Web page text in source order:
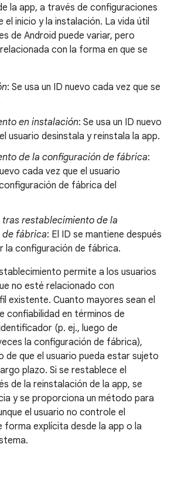
la app, a través de configuraciones
el inicio y la instalación. La vida útil
de Android puede variar, pero
con la forma en que se
: Se usa un ID nuevo cada vez que se
en instalación: Se usa un ID nuevo
usuario desinstala y reinstala la app.
de la configuración de fábrica:
cada vez que el usuario
de fábrica del
tras restablecimiento de la
de fábrica: El ID se mantiene después
la configuración de fábrica.
permite a los usuarios
no esté relacionado con
existente. Cuanto mayores sean el
confiabilidad en términos de
(p. ej., luego de
la configuración de fábrica),
de que el usuario pueda estar sujeto
plazo. Si se restablece el
de la reinstalación de la app, se
y se proporciona un método para
el usuario no controle el
explícita desde la app o la